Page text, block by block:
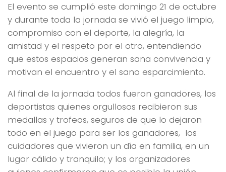
El evento se cumplió este domingo 21 de octubre
y durante toda la jornada se vivió el juego limpio,
compromiso con el deporte, la alegría, la
amistad y el respeto por el otro, entendiendo
que estos espacios generan sana convivencia y
motivan el encuentro y el sano esparcimiento.
Al final de la jornada todos fueron ganadores, los
deportistas quienes orgullosos recibieron sus
medallas y trofeos, seguros de que lo dejaron
todo en el juego para ser los ganadores, los
cuidadores que vivieron un día en familia, en un
lugar cálido y tranquilo; y los organizadores